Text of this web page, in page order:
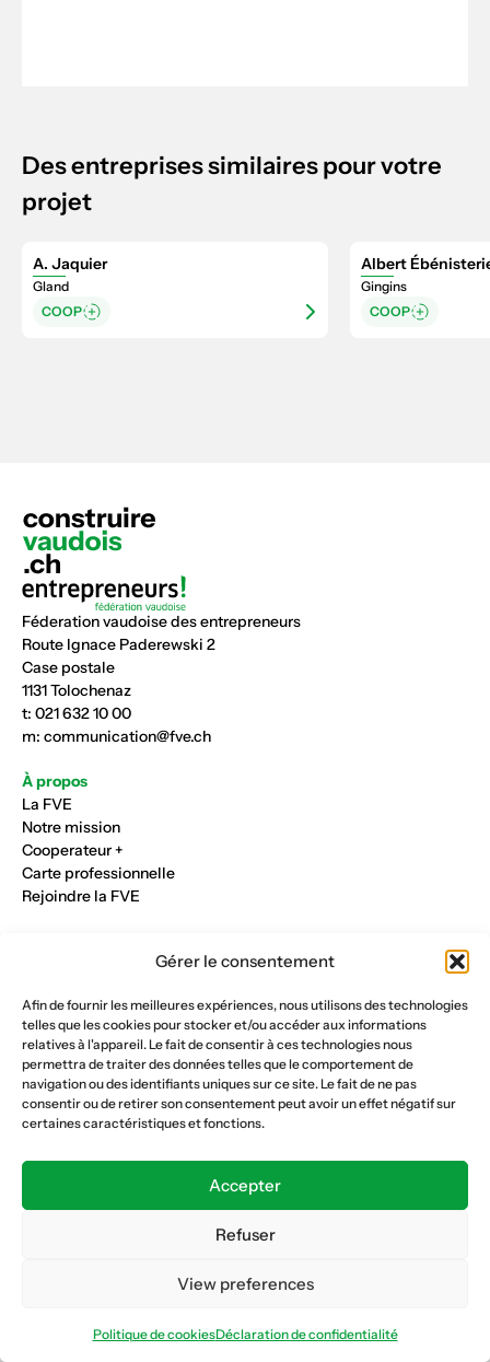
Gérer le consentement
Afin de fournir les meilleures expériences, nous utilisons des technologies
telles que les cookies pour stocker et/ou accéder aux informations
relatives à l'appareil. Le fait de consentir à ces technologies nous
permettra de traiter des données telles que le comportement de
navigation ou des identifiants uniques sur ce site. Le fait de ne pas
consentir ou de retirer son consentement peut avoir un effet négatif sur
certaines caractéristiques et fonctions.
Accepter
Refuser
View preferences
Politique de cookiesDéclaration de confidentialité
Des entreprises similaires pour votre
projet
A. Jaquier
Gland
COOP
Albert
Gingins
COOP
Féderation vaudoise des entrepreneurs
Route Ignace Paderewski 2
Case postale
1131 Tolochenaz
t: 021 632 10 00
m: communication@fve.ch
À propos
La FVE
Notre mission
Cooperateur +
Carte professionnelle
Rejoindre la FVE
Maçonnerie et génie civil
Parqueterie et sols
Menuiserie et bois
Plâtrerie et peinture
Nous suivre
Formation continue
Caisse AVS 66.1
© Copyright 2026 FVE
Website :